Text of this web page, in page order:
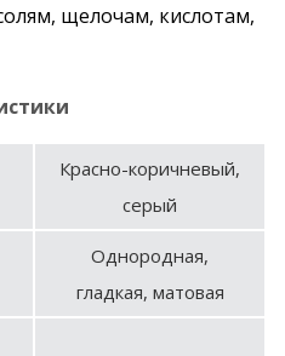
щелочам, кислотам,
Красно-коричневый,
серый
Однородная,
гладкая, матовая